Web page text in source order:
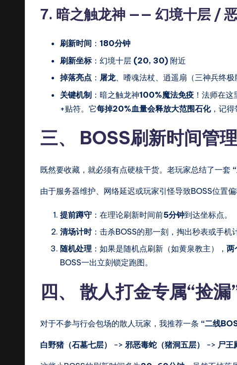
7. 暗之触龙神 —— 幻境十层 /
刷新时间 ： 180分钟
刷新坐标：幻境十层 (20, 30) 附近
掉落亮点 ： 屠龙、嗜魂法杖、逍遥扇（三神兵终极
关键机制 ：暗之触龙神100%魔法免疫 ！法师在
+贴符。它每掉20%血量会释放大范围石化，记得
三、 BOSS刷新时间管
既然要收藏，就必须有点硬核干货。老玩家总结了一套
由于服务器维护、网络延迟或玩家引怪导致BOSS位置偏
提前蹲守 ：在理论刷新时间前5分钟到达坐标点。
清场计时：击杀BOSS的那一刻，掏出秒表或手机
随机处理 ：如果是随机点刷新（如黄泉教主）， 两
BOSS一出立刻锁定跑图。
四、 散人打金专属“捡漏
对于不参与行会包场的散人玩家，我推荐一条 “二线
白野猪（石墓七层） -> 邪恶毒蛇（猪洞五层） -> 尸王